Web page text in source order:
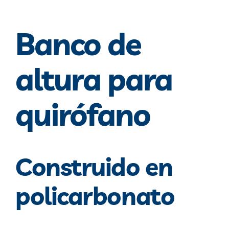
Banco de
altura para
quirófano
Construido en
policarbonato